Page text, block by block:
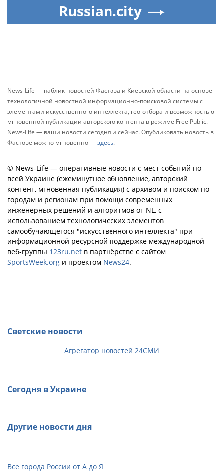
Russian.city
News-Life — паблик новостей Фастова и Киевской области на основе
технологичной новостной информационно-поисковой системы с
элементами искусственного интеллекта, гео-отбора и возможностью
мгновенной публикации авторского контента в режиме Free Public.
News-Life — ваши новости сегодня и сейчас. Опубликовать новость в
Фастове можно мгновенно —здесь.
© News-Life — оперативные новости с мест событий по
всей Украине (ежеминутное обновление, авторский
контент, мгновенная публикация) с архивом и поиском по
городам и регионам при помощи современных
инженерных решений и алгоритмов от NL, с
использованием технологических элементов
самообучающегося "искусственного интеллекта" при
информационной ресурсной поддержке международной
веб-группы 123ru.net в партнёрстве с сайтом
SportsWeek.org и проектом News24.
Светские новости
Агрегатор новостей 24СМИ
Сегодня в Украине
Другие новости дня
Все города России от А до Я